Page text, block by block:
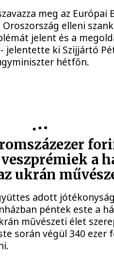
meg az Európai
Oroszország elleni
jelent és a
jelentette ki Szijjártó
hétfőn.
a
ukrán
adott
péntek este a
művészeti élet
során végül 340